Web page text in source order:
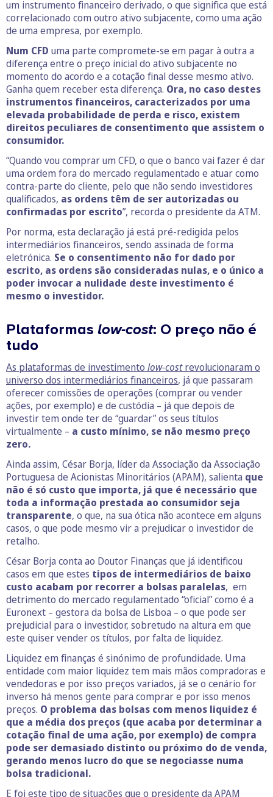
um instrumento financeiro derivado, o que significa que está
correlacionado com outro ativo subjacente, como uma ação
de uma empresa, por exemplo.
Num CFD uma parte compromete-se em pagar à outra a
diferença entre o preço inicial do ativo subjacente no
momento do acordo e a cotação final desse mesmo ativo.
Ganha quem receber esta diferença. Ora, no caso destes
instrumentos financeiros, caracterizados por uma
elevada probabilidade de perda e risco, existem
direitos peculiares de consentimento que assistem o
consumidor.
“Quando vou comprar um CFD, o que o banco vai fazer é dar
uma ordem fora do mercado regulamentado e atuar como
contra-parte do cliente, pelo que não sendo investidores
qualificados, as ordens têm de ser autorizadas ou
confirmadas por escrito”, recorda o presidente da ATM.
Por norma, esta declaração já está pré-redigida pelos
intermediários financeiros, sendo assinada de forma
eletrónica. Se o consentimento não for dado por
escrito, as ordens são consideradas nulas, e o único a
poder invocar a nulidade deste investimento é
mesmo o investidor.
Plataformas low-cost: O preço não é
tudo
As plataformas de investimento low-costrevolucionaram o
universo dos intermediários financeiros, já que passaram
oferecer comissões de operações (comprar ou vender
ações, por exemplo) e de custódia – já que depois de
investir tem onde ter de “guardar” os seus títulos
virtualmente – a custo mínimo, se não mesmo preço
zero.
Ainda assim, César Borja, líder da Associação da Associação
Portuguesa de Acionistas Minoritários (APAM), salienta que
não é só custo que importa, já que é necessário que
toda a informação prestada ao consumidor seja
transparente, o que, na sua ótica não acontece em alguns
casos, o que pode mesmo vir a prejudicar o investidor de
retalho.
César Borja conta ao Doutor Finanças que já identificou
casos em que estes tipos de intermediários de baixo
custo acabam por recorrer a bolsas paralelas, em
detrimento do mercado regulamentado “oficial” como é a
Euronext – gestora da bolsa de Lisboa – o que pode ser
prejudicial para o investidor, sobretudo na altura em que
este quiser vender os títulos, por falta de liquidez.
Liquidez em finanças é sinónimo de profundidade. Uma
entidade com maior liquidez tem mais mãos compradoras e
vendedoras e por isso preços variados, já se o cenário for
inverso há menos gente para comprar e por isso menos
preços. O problema das bolsas com menos liquidez é
que a média dos preços (que acaba por determinar a
cotação final de uma ação, por exemplo) de compra
pode ser demasiado distinto ou próximo do de venda,
gerando menos lucro do que se negociasse numa
bolsa tradicional.
E foi este tipo de situações que o presidente da APAM